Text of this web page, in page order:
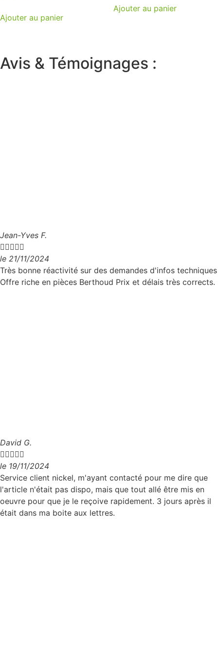
initial
était :
actuel
Ajouter au panier
Ajouter au panier
Avis & Témoignages :
Jean-Yves F.

le 21/11/2024
Très bonne réactivité sur des demandes d'infos techniques
Offre riche en pièces Berthoud Prix et délais très corrects.
David G.

le 19/11/2024
Service client nickel, m'ayant contacté pour me dire que
l'article n'était pas dispo, mais que tout allé être mis en
oeuvre pour que je le reçoive rapidement. 3 jours après il
était dans ma boite aux lettres.